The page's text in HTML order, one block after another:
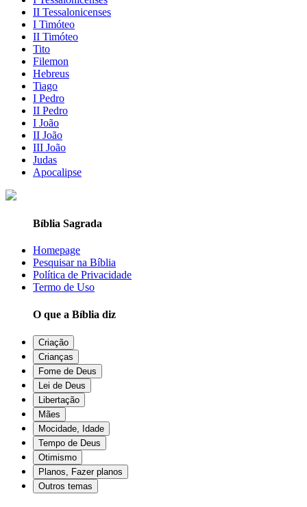
II Tessalonicenses
I Timóteo
II Timóteo
Tito
Filemon
Hebreus
Tiago
I Pedro
II Pedro
I João
II João
III João
Judas
Apocalipse
Bíblia Sagrada
Homepage
Pesquisar na Bíblia
Política de Privacidade
Termo de Uso
O que a Bíblia diz
Criação
Crianças
Fome de Deus
Lei de Deus
Libertação
Mães
Mocidade, Idade
Tempo de Deus
Otimismo
Planos, Fazer planos
Outros temas